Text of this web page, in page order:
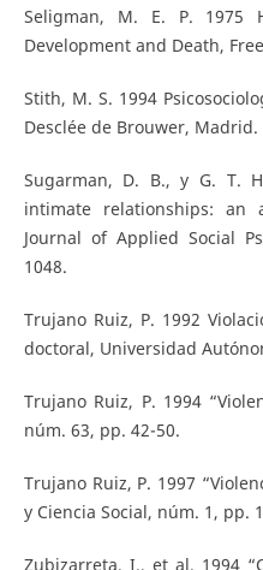
Seligman, M. E. P. 1975
Development and Death,
Stith, M. S. 1994
Desclée de Brouwer, Madrid.
Sugarman, D. B., y G. T.
intimate relationships: an
Journal of Applied Social
1048.
Trujano Ruiz, P. 1992
doctoral, Universidad
Trujano Ruiz, P. 1994
núm. 63, pp. 42-50.
Trujano Ruiz, P. 1997
y Ciencia Social, núm. 1, pp.
Zubizarreta, I., et al. 1994